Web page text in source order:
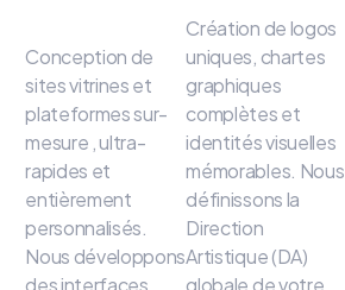
Conception de
sites vitrines et
plateformes sur-
mesure , ultra-
rapides et
entièrement
personnalisés.
Nous développons
des interfaces
Création de logos
uniques, chartes
graphiques
complètes et
identités visuelles
mémorables. Nous
définissons la
Direction
Artistique (DA)
globale de votre